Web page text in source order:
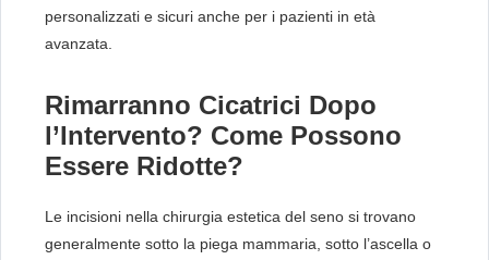
personalizzati e sicuri anche per i pazienti in età
avanzata.
Rimarranno Cicatrici Dopo
l’Intervento? Come Possono
Essere Ridotte?
Le incisioni nella chirurgia estetica del seno si trovano
generalmente sotto la piega mammaria, sotto l’ascella o